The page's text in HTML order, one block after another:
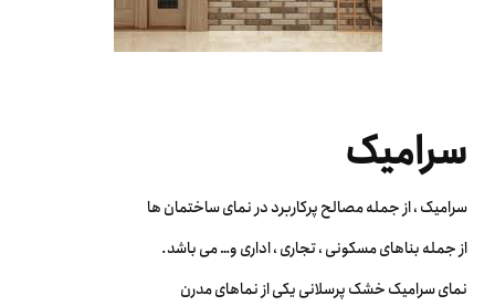
سرامیک
سرامیک ، از جمله مصالح پرکاربرد در نمای ساختمان ها
از جمله بناهای مسکونی ، تجاری ، اداری و… می باشد.
نمای سرامیک خشک پرسلانی یکی از نماهای مدرن